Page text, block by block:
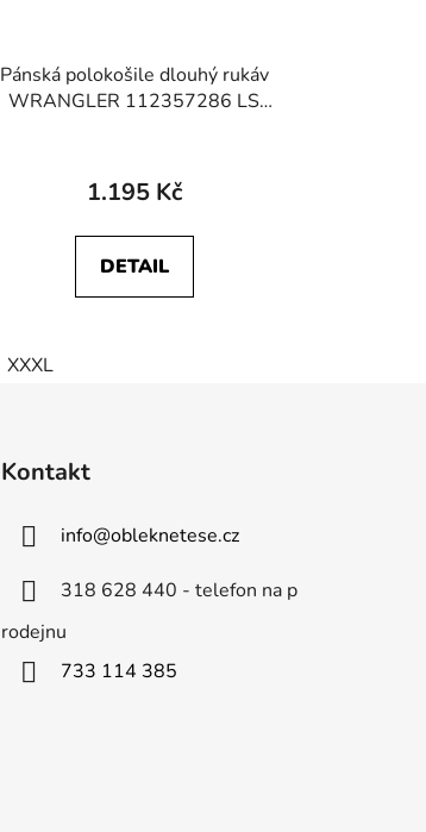
Pánská polokošile dlouhý rukáv
WRANGLER 112357286 LS
1.195 Kč
DETAIL
XXXL
Kontakt
info@obleknetese.cz
318 628 440 - telefon na p
rodejnu
733 114 385